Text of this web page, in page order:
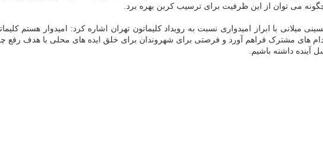
می توان از این ظرفیت برای ترسیب کربن بهره برد.
با ابراز امیدواری نسبت به رویداد کلیماتون تهران اشاره کرد: امیدوار هستم
های مشترک فراهم آورد و فرصتی برای شهروندان برای خلق ایده های محلی با هدف رفع
داشته باشیم.